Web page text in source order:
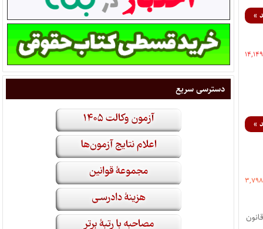
»
۱۴,۱۴۹
»
۳,۷۹۸
دسترسی سریع